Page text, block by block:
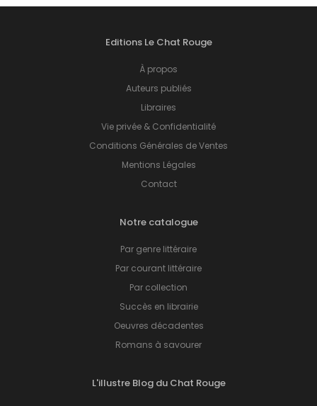
Editions Le Chat Rouge
À propos
Auteurs publiés
Libraires
Vie privée & Confidentialité
Conditions Générales de Ventes
Mentions Légales
Contact
Notre catalogue
Par genre littéraire
Par courant littéraire
Par collection
Succès en librairie
Oeuvres décadentes
Romans à savourer
L'illustre Blog du Chat Rouge